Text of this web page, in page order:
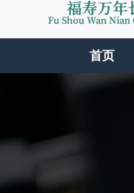
福寿万年
Fu Shou Wan Nian
首页